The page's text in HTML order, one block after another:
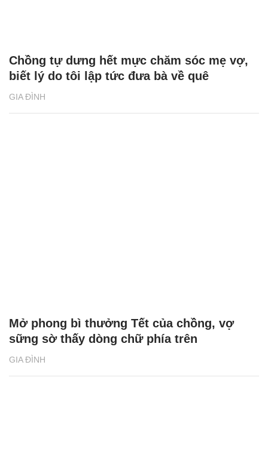
GIA ĐÌNH
Chồng tự dưng hết mực chăm sóc mẹ vợ,
biết lý do tôi lập tức đưa bà về quê
GIA ĐÌNH
Mở phong bì thưởng Tết của chồng, vợ
sững sờ thấy dòng chữ phía trên